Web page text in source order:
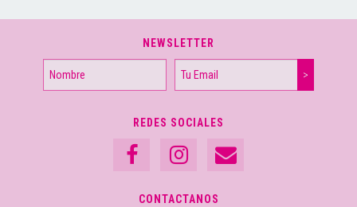
NEWSLETTER
REDES SOCIALES
CONTACTANOS